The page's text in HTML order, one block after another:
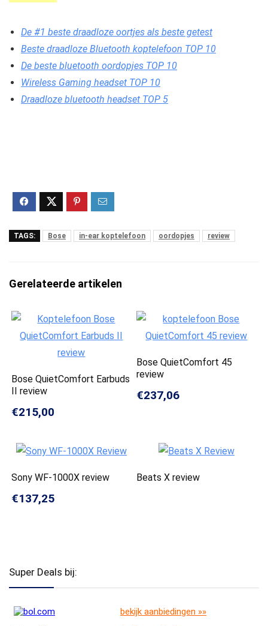
De #1 beste draadloze oortjes als beste getest
Beste draadloze Bluetooth koptelefoon TOP 10
De beste bluetooth oordopjes TOP 10
Wireless Gaming headset TOP 10
Draadloze bluetooth headset TOP 5
TAGS: Bose in-ear koptelefoon oordopjes review
Gerelateerde artikelen
Bose QuietComfort Earbuds
II review
€215,00
Bose QuietComfort 45
review
€237,06
Sony WF-1000X review
€137,25
Beats X review
Super Deals bij:
bekijk aanbiedingen »»